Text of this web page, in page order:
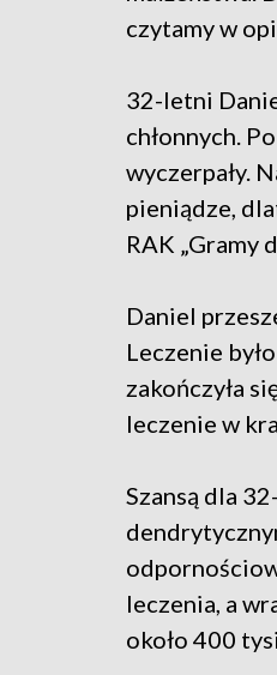
czytamy w
32-letni
chłonnych.
wyczerpały.
pieniądze,
RAK „Gramy
Daniel
Leczenie
zakończyła
leczenie w
Szansą dla
leczenia, a
około 400